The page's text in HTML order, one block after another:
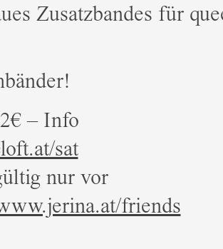
Zusatzbandes für
– Info
sat
nur vor
friends